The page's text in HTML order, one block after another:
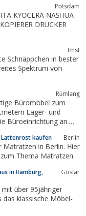
Potsdam
KYOCERA NASHUA
DRUCKER
Imst
Schnäppchen in bester
Spektrum von
Rümlang
Büromöbel zum
Lager- und
Büroeinrichtung an.
Sie unser ganzes
kaufen Berlin
Matratzen in Berlin. Hier
Thema Matratzen.
in Hamburg,
Goslar
über 95jähriger
das klassische Möbel-